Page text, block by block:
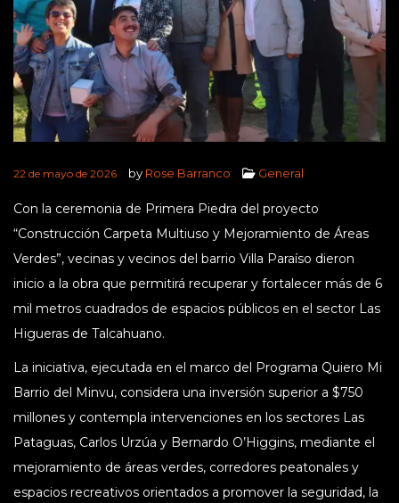
22 de mayo de 2026 by Rose Barranco General
Con la ceremonia de Primera Piedra del proyecto
“Construcción Carpeta Multiuso y Mejoramiento de Áreas
Verdes”, vecinas y vecinos del barrio Villa Paraíso dieron
inicio a la obra que permitirá recuperar y fortalecer más de 6
mil metros cuadrados de espacios públicos en el sector Las
Higueras de Talcahuano.
La iniciativa, ejecutada en el marco del Programa Quiero Mi
Barrio del Minvu, considera una inversión superior a $750
millones y contempla intervenciones en los sectores Las
Pataguas, Carlos Urzúa y Bernardo O’Higgins, mediante el
mejoramiento de áreas verdes, corredores peatonales y
espacios recreativos orientados a promover la seguridad, la